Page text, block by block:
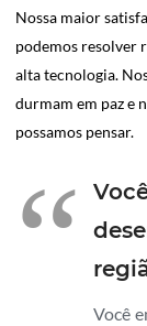
Nossa maior
podemos resolver
alta tecnologia.
durmam em paz e
possamos pensar.
“
Você